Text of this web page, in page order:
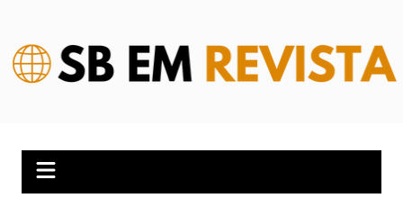
conteúdo